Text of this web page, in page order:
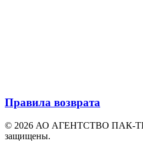
Правила возврата
© 2026 АО АГЕНТСТВО ПАК-
защищены.